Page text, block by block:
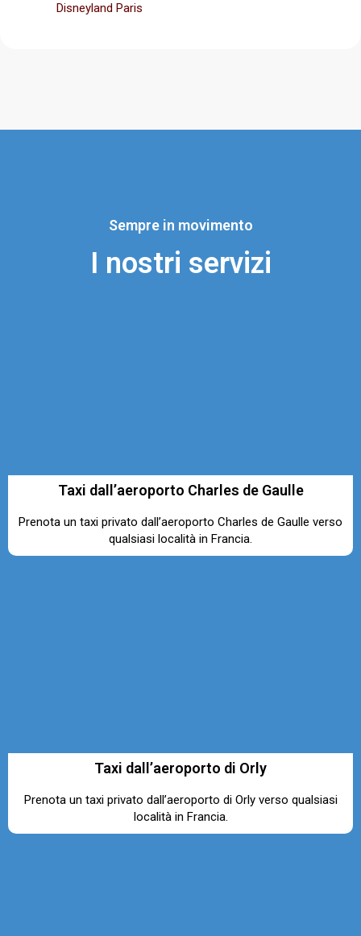
Disneyland Paris
Sempre in movimento
I nostri servizi
Taxi dall’aeroporto Charles de Gaulle
Prenota un taxi privato dall’aeroporto Charles de Gaulle verso
qualsiasi località in Francia.
Taxi dall’aeroporto di Orly
Prenota un taxi privato dall’aeroporto di Orly verso qualsiasi
località in Francia.